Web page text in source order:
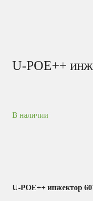
U-POE++
В наличии
U-POE++ инжектор